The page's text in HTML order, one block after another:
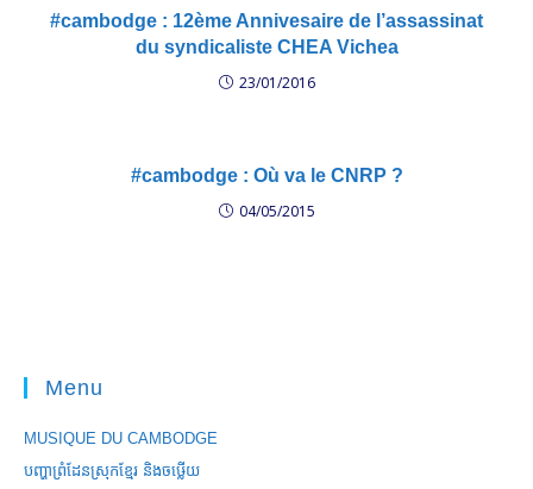
#cambodge : 12ème Annivesaire de l’assassinat
du syndicaliste CHEA Vichea
23/01/2016
#cambodge : Où va le CNRP ?
04/05/2015
Menu
MUSIQUE DU CAMBODGE
បញ្ហាព្រំដែនស្រុកខ្មែរ និងចឞ្លើយ